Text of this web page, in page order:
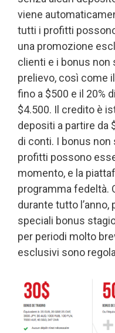
viene
tutti i profitti
una promozione
clienti e i bonus non
prelievo, così come
fino a $500 e il 20%
$4.500. Il credito è
depositi a partire da
di conti. I bonus non
profitti possono
momento, e la
programma fedeltà.
durante tutto
speciali bonus
per periodi molto
esclusivi sono